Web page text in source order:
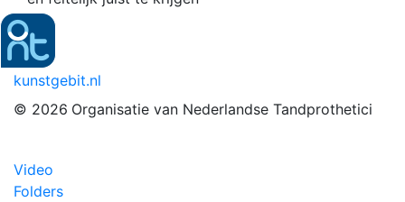
kunstgebit.nl
© 2026 Organisatie van Nederlandse Tandprothetici
Video
Folders